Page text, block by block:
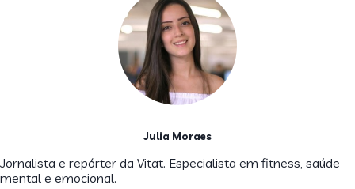
Julia Moraes
Jornalista e repórter da Vitat. Especialista em fitness, saúde
mental e emocional.